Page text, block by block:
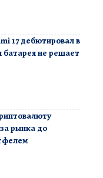
17 дебютировал в
батарея не решает
рынка до